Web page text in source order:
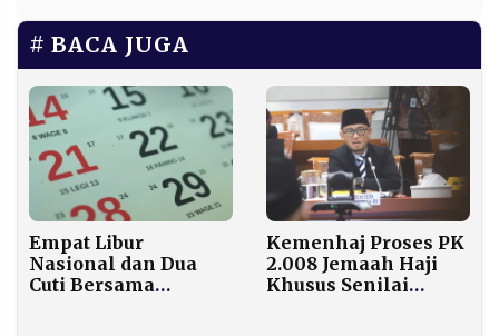
BACA JUGA
Empat Libur
Nasional dan Dua
Cuti Bersama
Kemenhaj Proses PK
2.008 Jemaah Haji
Khusus Senilai